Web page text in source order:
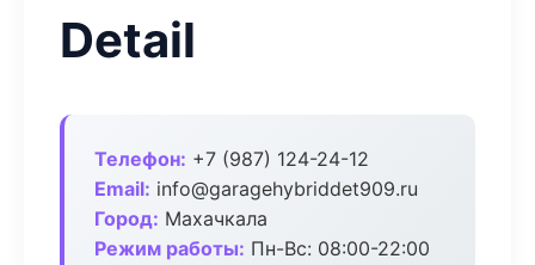
Detail
Телефон: +7 (987) 124-24-12
Email: info@garagehybriddet909.ru
Город: Махачкала
Режим работы: Пн-Вс: 08:00-22:00